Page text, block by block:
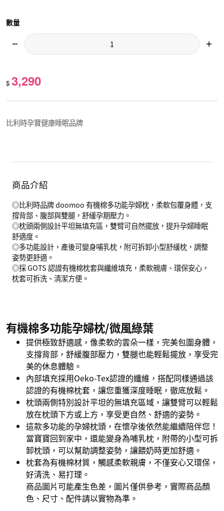
數量
$ 3,290
比利時孕寶健康睡眠品牌
商品介紹
◎比利時品牌 doomoo 有機棉多功能孕婦枕，柔軟包覆身體，支
撐背部、腹部與雙腿，舒緩孕期壓力。
◎枕頭兩側設計平坦無填充區，雙臂可自然擺放，提升孕婦睡眠
舒適度。
◎多功能設計，產後可變身哺乳枕，附可拆卸小型舒緩枕，調整
姿勢更舒適。
◎採 GOTS 認證有機棉枕套與纖維填充，柔軟親膚、環保安心，
枕套可拆洗、清潔方便。
有機棉多功能孕婦枕/微風綠葉
提供極致舒適感，像柔軟的雲朵一樣，完美包圍身體，
支撐背部，舒緩腹部壓力，雙腿也能輕鬆擺放，享受完
美的休息體驗。
內部填充採用Oeko-Tex認證的纖維，搭配同樣通過該
認證的有機棉枕套，讓您重獲深度睡眠，徹底放鬆。
枕頭兩側特別設計平坦的無填充區域，讓雙臂可以輕鬆
放在枕頭下方或上方，享受更自然、舒適的姿勢。
這款多功能的孕婦枕頭，在懷孕後依然能繼續陪伴您！
當寶寶回到家中，還能變身為哺乳枕，附帶的小型可拆
卸枕頭，可以幫助調整姿勢，讓餵奶時更加舒適。
枕套為有機棉材質，觸感柔軟親膚，不僅安心又環保，
好清洗、易打理。
商品圖片可能產生色差，圖片僅供參考，實際商品顏
色、尺寸、配件請以實物為準。